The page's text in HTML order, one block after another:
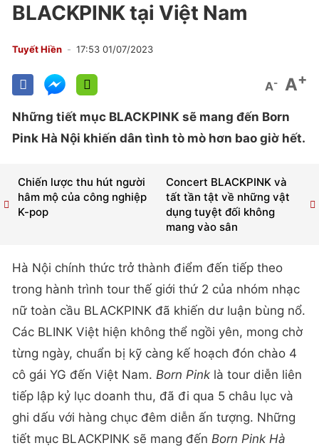
BLACKPINK tại Việt Nam
Tuyết Hiền 17:53 01/07/2023
A- A+
Những tiết mục BLACKPINK sẽ mang đến Born
Pink Hà Nội khiến dân tình tò mò hơn bao giờ hết.
Concert BLACKPINK và
tất tần tật về những vật
dụng tuyệt đối không
mang vào sân
Chiến lược thu hút người
hâm mộ của công nghiệp
K-pop
Hà Nội chính thức trở thành điểm đến tiếp theo
trong hành trình tour thế giới thứ 2 của nhóm nhạc
nữ toàn cầu BLACKPINK đã khiến dư luận bùng nổ.
Các BLINK Việt hiện không thể ngồi yên, mong chờ
từng ngày, chuẩn bị kỹ càng kế hoạch đón chào 4
cô gái YG đến Việt Nam. Born Pink là tour diễn liên
tiếp lập kỷ lục doanh thu, đã đi qua 5 châu lục và
ghi dấu với hàng chục đêm diễn ấn tượng. Những
tiết mục BLACKPINK sẽ mang đến Born Pink Hà